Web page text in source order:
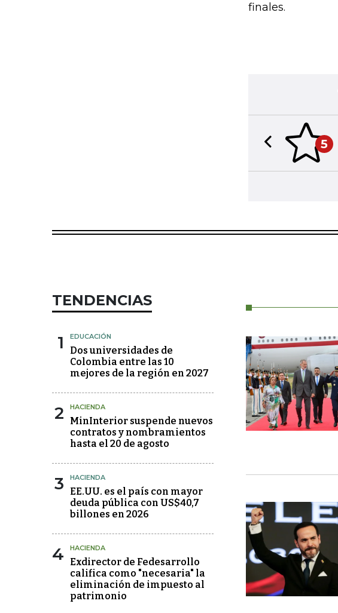
finales.
5
Previous slide
TENDENCIAS
1 EDUCACIÓN
Dos universidades de
Colombia entre las 10
mejores de la región en 2027
2 HACIENDA
MinInterior suspende nuevos
contratos y nombramientos
hasta el 20 de agosto
3 HACIENDA
EE.UU. es el país con mayor
deuda pública con US$40,7
billones en 2026
4 HACIENDA
Exdirector de Fedesarrollo
califica como "necesaria" la
eliminación de impuesto al
patrimonio